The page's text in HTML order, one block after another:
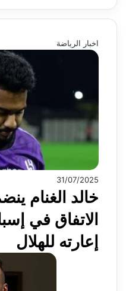
اخبار الرياضة
31/07/2025
خالد الغنام
الاتفاق في
إعارته للهلال